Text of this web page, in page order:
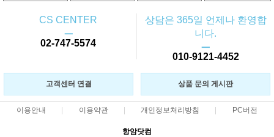
CS CENTER
ㅡ
02-747-5574
상담은 365일 언제나 환영합
니다.
ㅡ
010-9121-4452
고객센터 연결 상품 문의 게시판
이용안내 이용약관 개인정보처리방침 PC버전
항암닷컴